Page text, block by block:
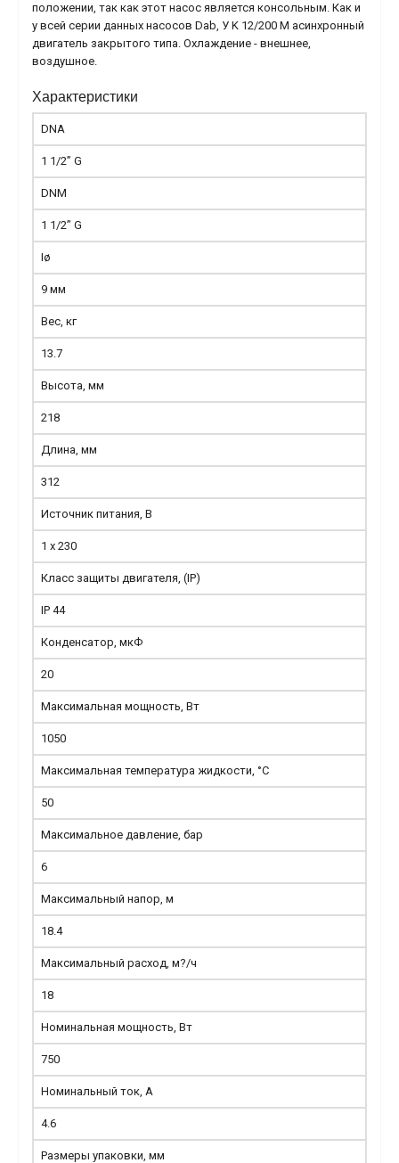
положении, так как этот насос является консольным. Как и
у всей серии данных насосов Dab, У K 12/200 M асинхронный
двигатель закрытого типа. Охлаждение - внешнее,
воздушное.
Характеристики
DNA
1 1/2” G
DNM
1 1/2” G
Iø
9 мм
Вес, кг
13.7
Высота, мм
218
Длина, мм
312
Источник питания, В
1 x 230
Класс защиты двигателя, (IP)
IP 44
Конденсатор, мкФ
20
Максимальная мощность, Вт
1050
Максимальная температура жидкости, °С
50
Максимальное давление, бар
6
Максимальный напор, м
18.4
Максимальный расход, м?/ч
18
Номинальная мощность, Вт
750
Номинальный ток, А
4.6
Размеры упаковки, мм